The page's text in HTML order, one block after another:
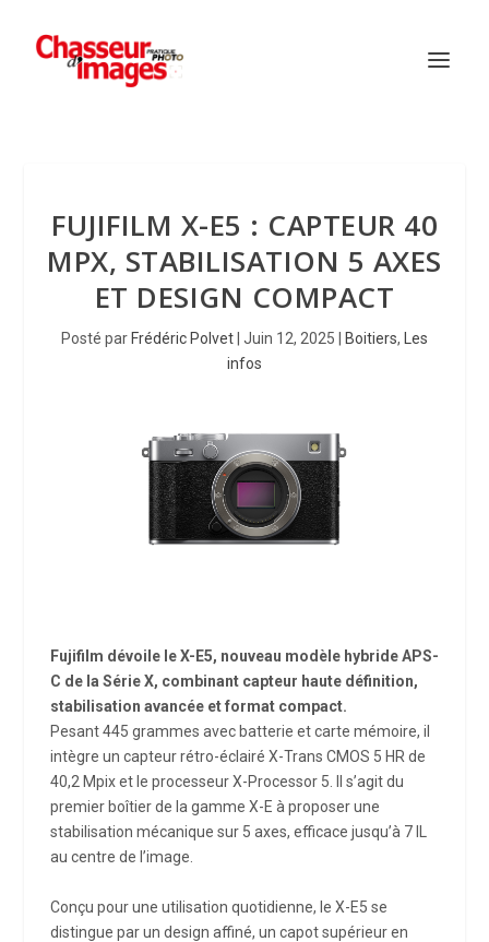
FUJIFILM X-E5 : CAPTEUR 40
MPX, STABILISATION 5 AXES
ET DESIGN COMPACT
Posté par Frédéric Polvet Juin 12, 2025 Boitiers,
Les
infos
Fujifilm dévoile le X-E5, nouveau modèle hybride APS-
C de la Série X, combinant capteur haute définition,
stabilisation avancée et format compact.
Pesant 445 grammes avec batterie et carte mémoire, il
intègre un capteur rétro-éclairé X-Trans CMOS 5 HR de
40,2 Mpix et le processeur X-Processor 5. Il s’agit du
premier boîtier de la gamme X-E à proposer une
stabilisation mécanique sur 5 axes, efficace jusqu’à 7 IL
au centre de l’image.
Conçu pour une utilisation quotidienne, le X-E5 se
distingue par un design affiné, un capot supérieur en